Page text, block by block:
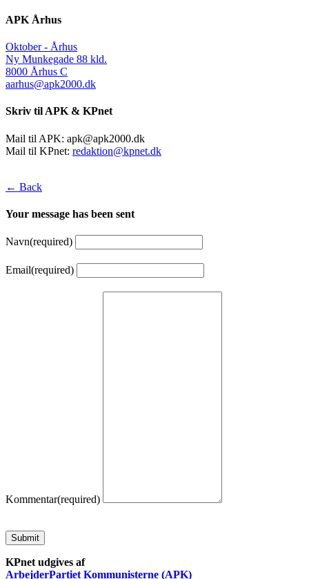
APK Århus
Oktober - Århus
Ny Munkegade 88 kld.
8000 Århus C
aarhus@apk2000.dk
Skriv til APK & KPnet
Mail til APK: apk@apk2000.dk
Mail til KPnet: redaktion@kpnet.dk
← Back
Your message has been sent
Navn(required)
Email(required)
Kommentar(required)
Submit
KPnet udgives af
ArbejderPartiet Kommunisterne (APK)